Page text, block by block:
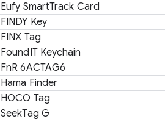
Eufy SmartTrack Card
FINDY Key
FINX Tag
FoundIT Keychain
FnR 6ACTAG6
Hama Finder
HOCO Tag
SeekTag G